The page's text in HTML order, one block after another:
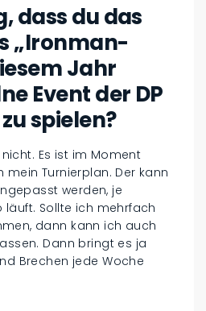
dass du das
„Ironman-
Jahr
Event der DP
spielen?
Es ist im Moment
Turnierplan. Der kann
werden, je
läuft. Sollte ich mehrfach
dann kann ich auch
Dann bringt es ja
Brechen jede Woche